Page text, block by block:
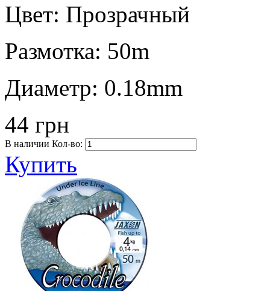
Цвет: Прозрачный
Размотка: 50m
Диаметр: 0.18mm
44 грн
В наличии Кол-во:
Купить